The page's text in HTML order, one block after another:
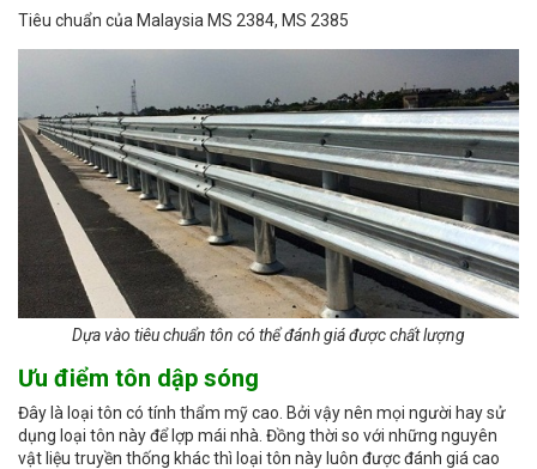
Tiêu chuẩn của Malaysia MS 2384, MS 2385
Dựa vào tiêu chuẩn tôn có thể đánh giá được chất lượng
Ưu điểm tôn dập sóng
Đây là loại tôn có tính thẩm mỹ cao. Bởi vậy nên mọi người hay sử
dụng loại tôn này để lợp mái nhà. Đồng thời so với những nguyên
vật liệu truyền thống khác thì loại tôn này luôn được đánh giá cao